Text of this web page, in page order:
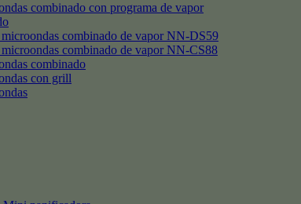
combinado con programa de vapor
combinado de vapor NN-DS59
combinado de vapor NN-CS88
combinado
con grill